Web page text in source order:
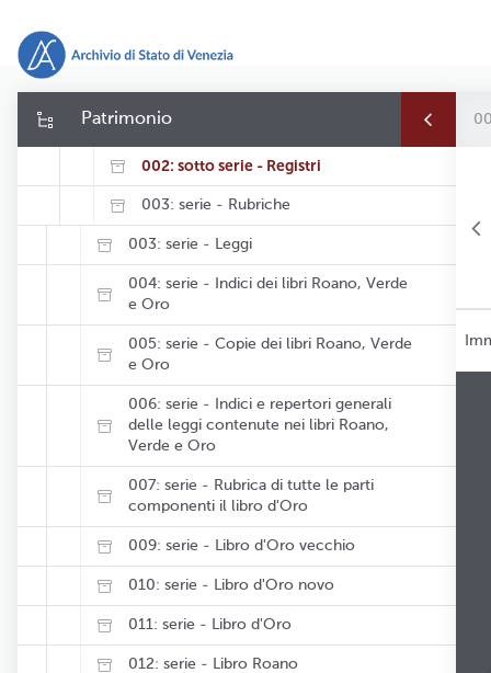
Patrimonio
STRUMENTI DI CORREDO
001: sotto serie - Filze
002: sotto serie - Registri
003: serie - Rubriche
003: serie - Leggi
004: serie - Indici dei libri Roano, Verde
e Oro
005: serie - Copie dei libri Roano, Verde
e Oro
006: serie - Indici e repertori generali
delle leggi contenute nei libri Roano,
Verde e Oro
007: serie - Rubrica di tutte le parti
componenti il libro d'Oro
009: serie - Libro d'Oro vecchio
010: serie - Libro d'Oro novo
011: serie - Libro d'Oro
012: serie - Libro Roano